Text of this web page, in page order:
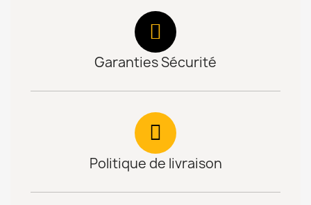
Garanties Sécurité
Politique de livraison